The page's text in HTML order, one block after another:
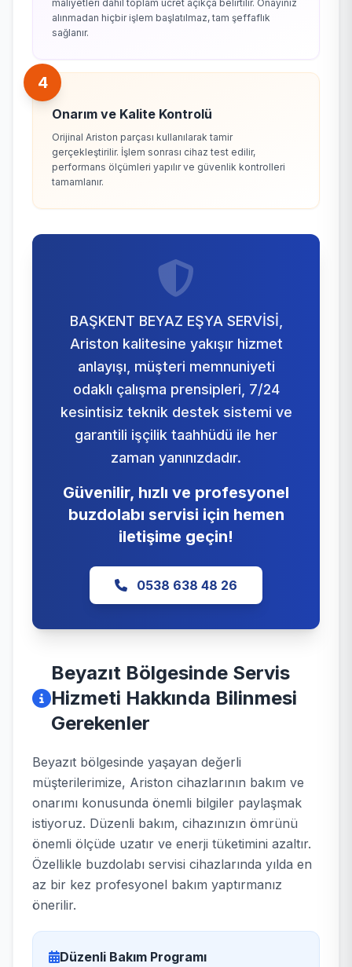
maliyetleri dahil toplam ücret açıkça belirtilir. Onayınız
alınmadan hiçbir işlem başlatılmaz, tam şeffaflık
sağlanır.
4
Onarım ve Kalite Kontrolü
Orijinal Ariston parçası kullanılarak tamir
gerçekleştirilir. İşlem sonrası cihaz test edilir,
performans ölçümleri yapılır ve güvenlik kontrolleri
tamamlanır.
BAŞKENT BEYAZ EŞYA SERVİSİ,
Ariston kalitesine yakışır hizmet
anlayışı, müşteri memnuniyeti
odaklı çalışma prensipleri, 7/24
kesintisiz teknik destek sistemi ve
garantili işçilik taahhüdü ile her
zaman yanınızdadır.
Güvenilir, hızlı ve profesyonel
buzdolabı servisi için hemen
iletişime geçin!
0538 638 48 26
Beyazıt Bölgesinde Servis
Hizmeti Hakkında Bilinmesi
Gerekenler
Beyazıt bölgesinde yaşayan değerli
müşterilerimize, Ariston cihazlarının bakım ve
onarımı konusunda önemli bilgiler paylaşmak
istiyoruz. Düzenli bakım, cihazınızın ömrünü
önemli ölçüde uzatır ve enerji tüketimini azaltır.
Özellikle buzdolabı servisi cihazlarında yılda en
az bir kez profesyonel bakım yaptırmanız
önerilir.
Düzenli Bakım Programı